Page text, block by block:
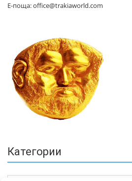
Е-поща: office@trakiaworld.com
Категории